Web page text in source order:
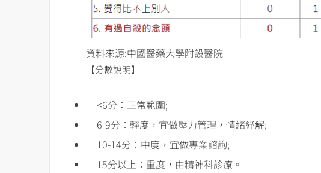
資料來源:中國醫藥大學附設醫院
【分數說明】
<6分：正常範圍;
6-9分：輕度，宜做壓力管理，情緒紓解;
10-14分：中度，宜做專業諮詢;
15分以上：重度，由精神科診療。